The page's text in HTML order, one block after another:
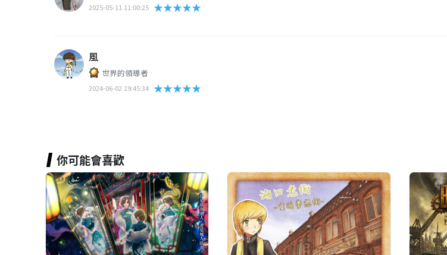
2025-05-11 11:00:25 ★★★★★
風
世界的領導者
2024-06-02 19:45:34 ★★★★★
你可能會喜歡